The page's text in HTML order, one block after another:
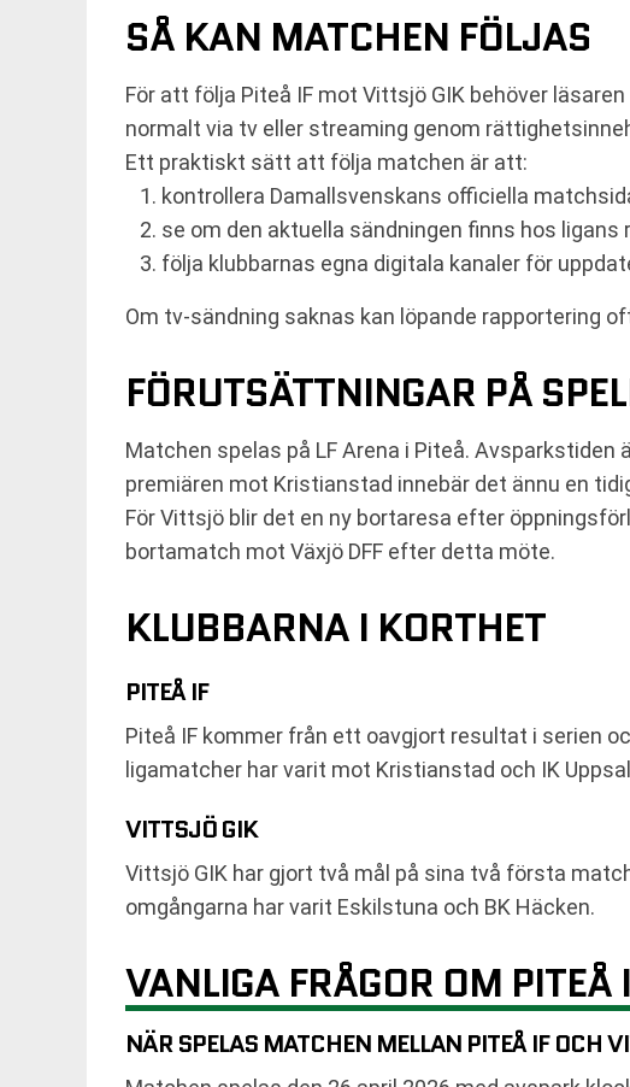
SÅ KAN MATCHEN FÖLJAS
För att följa Piteå IF mot Vittsjö GIK behöver
normalt via tv eller streaming genom
Ett praktiskt sätt att följa matchen är att:
kontrollera Damallsvenskans officiella
se om den aktuella sändningen finns hos
följa klubbarnas egna digitala kanaler för
Om tv-sändning saknas kan löpande rapportering
FÖRUTSÄTTNINGAR PÅ
Matchen spelas på LF Arena i Piteå.
premiären mot Kristianstad innebär det ännu en
För Vittsjö blir det en ny bortaresa efter
bortamatch mot Växjö DFF efter detta möte.
KLUBBARNA I KORTHET
PITEÅ IF
Piteå IF kommer från ett oavgjort resultat i serien
ligamatcher har varit mot Kristianstad och IK
VITTSJÖ GIK
Vittsjö GIK har gjort två mål på sina två första
omgångarna har varit Eskilstuna och BK Häcken.
VANLIGA FRÅGOR OM
NÄR SPELAS MATCHEN MELLAN PITEÅ IF